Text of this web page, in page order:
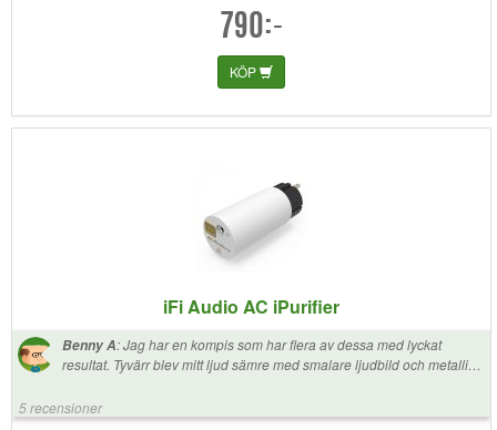
790:-
KÖP
iFi Audio AC iPurifier
Benny A:Jag har en kompis som har flera av dessa med lyckat
resultat. Tyvärr blev mitt ljud sämre med smalare ljudbild och metallisk
systemberoende denna typ av produkter är.
5 recensioner